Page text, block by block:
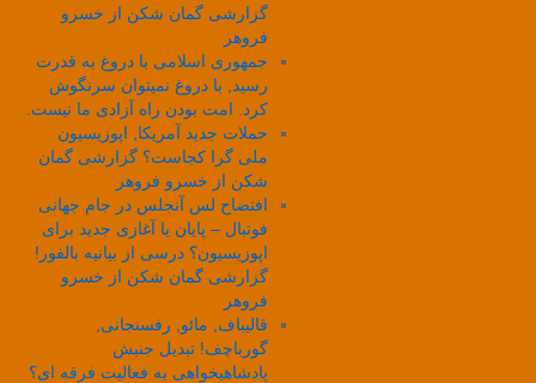
گزارشی گمان شکن از خسرو
فروهر
جمهوری اسلامی با دروغ به قدرت
رسید, با دروغ نمیتوان سرنگوش
کرد. امت بودن راه آزادی ما نیست.
حملات جدید آمریکا, اپوزیسیون
ملی گرا کجاست؟ گزارشی گمان
شکن از خسرو فروهر
افتضاح لس آنجلس در جام جهانی
فوتبال – پایان یا آغازی جدید برای
اپوزیسیون؟ درسی از بیانیه بالفور!
گزارشی گمان شکن از خسرو
فروهر
قالیباف, مائو, رفسنجانی,
گورباچف! تبدیل جنبش
پادشاهیخواهی به فعالیت فرقه ای؟